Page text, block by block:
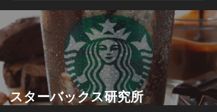
スターバックス研究所